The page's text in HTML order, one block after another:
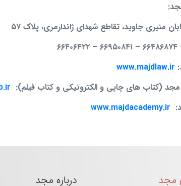
منیری جاوید، تقاطع شهدای ژاندارمری، پلاک ۵۷
–
– ۶۶۴۰۶۴۲۲
www.majdlaw.ir
مجد (کتاب های چاپی و الکترونیکی و کتاب فیلم):
www.majdacademy.ir
مجد درباره مجد